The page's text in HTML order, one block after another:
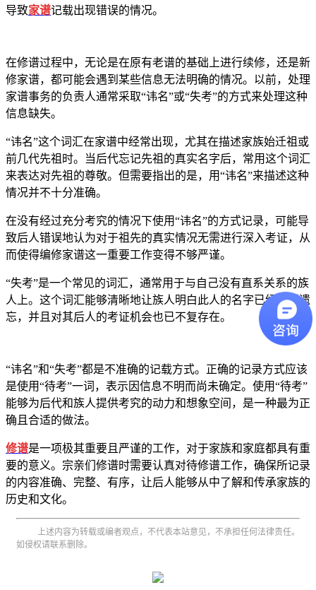
导致家谱记载出现错误的情况。
在修谱过程中，无论是在原有老谱的基础上进行续修，还是新
修家谱，都可能会遇到某些信息无法明确的情况。以前，处理
家谱事务的负责人通常采取“讳名”或“失考”的方式来处理这种
信息缺失。
“讳名”这个词汇在家谱中经常出现，尤其在描述家族始迁祖或
前几代先祖时。当后代忘记先祖的真实名字后，常用这个词汇
来表达对先祖的尊敬。但需要指出的是，用“讳名”来描述这种
情况并不十分准确。
在没有经过充分考究的情况下使用“讳名”的方式记录，可能导
致后人错误地认为对于祖先的真实情况无需进行深入考证，从
而使得编修家谱这一重要工作变得不够严谨。
“失考”是一个常见的词汇，通常用于与自己没有直系关系的族
人上。这个词汇能够清晰地让族人明白此人的名字已经遭到遗
忘，并且对其后人的考证机会也已不复存在。
“讳名”和“失考”都是不准确的记载方式。正确的记录方式应该
是使用“待考”一词，表示因信息不明而尚未确定。使用“待考”
能够为后代和族人提供考究的动力和想象空间，是一种最为正
确且合适的做法。
修谱是一项极其重要且严谨的工作，对于家族和家庭都具有重
要的意义。宗亲们修谱时需要认真对待修谱工作，确保所记录
的内容准确、完整、有序，让后人能够从中了解和传承家族的
历史和文化。
上述内容为转载或编者观点，不代表本站意见，不承担任何法律责任。
如侵权请联系删除。